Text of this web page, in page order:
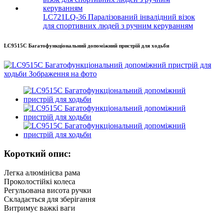
LC721LQ-36 Паралізований інвалідний візок
для спортивних людей з ручним керуванням
LC9515C Багатофункціональний допоміжний пристрій для ходьби
Короткий опис:
Легка алюмінієва рама
Проколостійкі колеса
Регульована висота ручки
Складається для зберігання
Витримує важкі ваги